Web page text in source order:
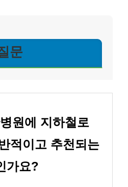
문
원에 지하철로
적이고 추천되는
가요?